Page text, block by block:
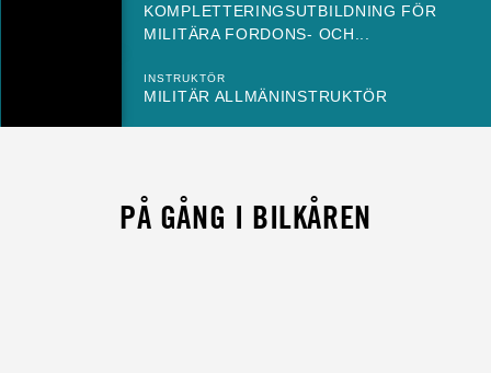
KOMPLETTERINGSUTBILDNING FÖR
MILITÄRA FORDONS- OCH...
INSTRUKTÖR
MILITÄR ALLMÄNINSTRUKTÖR
PÅ GÅNG I BILKÅREN